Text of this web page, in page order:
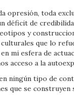
opresión, toda
déficit de
y
que lo
mi esfera de
acceso a la
ningún tipo de
que se construyen